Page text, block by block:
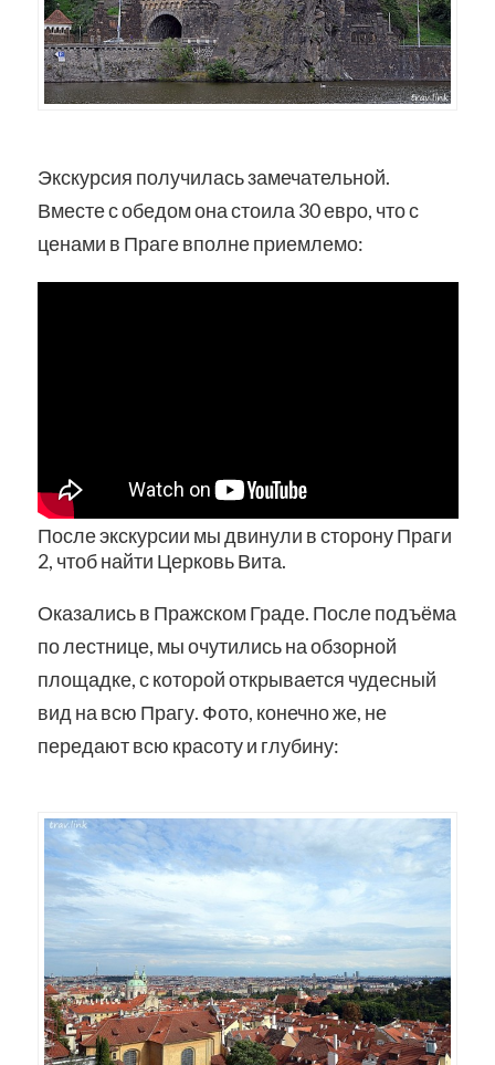
Экскурсия получилась замечательной.
Вместе с обедом она стоила 30 евро, что с
ценами в Праге вполне приемлемо:
После экскурсии мы двинули в сторону Праги
2, чтоб найти Церковь Вита.
Оказались в Пражском Граде. После подъёма
по лестнице, мы очутились на обзорной
площадке, с которой открывается чудесный
вид на всю Прагу. Фото, конечно же, не
передают всю красоту и глубину: